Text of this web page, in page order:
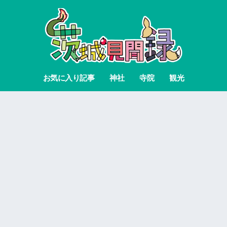
お気に入り記事 神社 寺院 観光